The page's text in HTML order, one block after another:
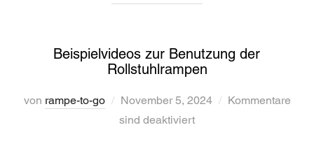
Beispielvideos zur Benutzung der
Rollstuhlrampen
von rampe-to-go
Veröffentlicht
am
November 5, 2024
Kommentare
sind deaktiviert